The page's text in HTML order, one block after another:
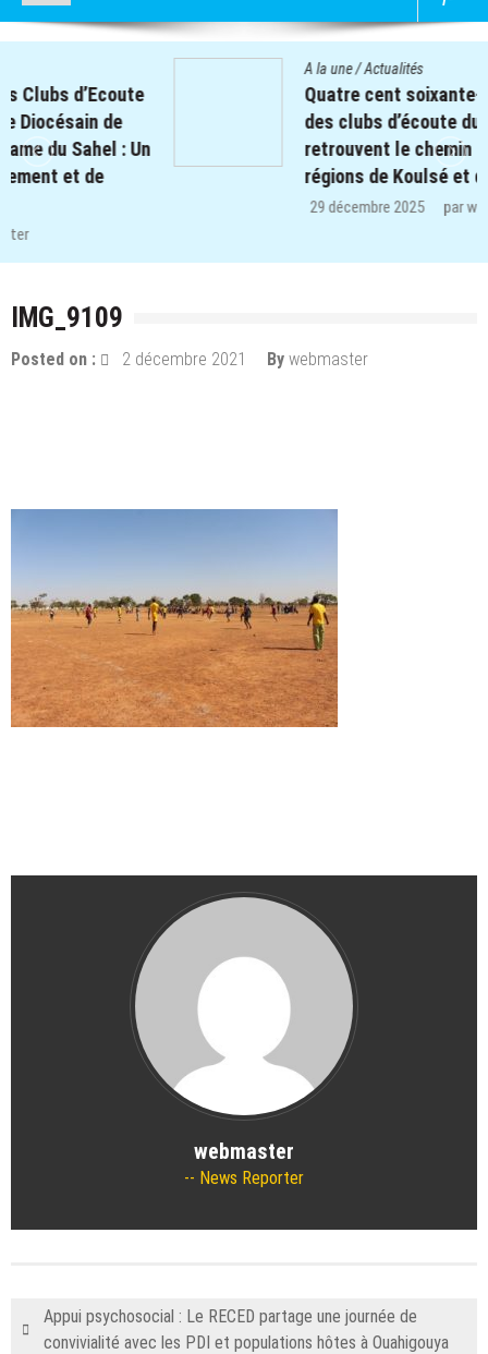
Quatre cent soixante-deux (462) enfants
des clubs d’écoute du projet REPERE
retrouvent le chemin de l’école dans les
régions de Koulsé et de Yaadga.
webmaster
IMG_9109
Posted on : 2 décembre 2021 By webmaster
webmaster
News Reporter
Appui psychosocial : Le RECED partage une journée de
convivialité avec les PDI et populations hôtes à Ouahigouya